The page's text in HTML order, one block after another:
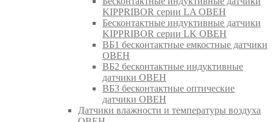
KIPPRIBOR серии LA ОВЕН
Бесконтактные индуктивные датчики
KIPPRIBOR серии LK ОВЕН
ВБ1 бесконтактные емкостные датчики
ОВЕН
ВБ2 бесконтактные индуктивные
датчики ОВЕН
ВБ3 бесконтактные оптические
датчики ОВЕН
Датчики влажности и температуры воздуха